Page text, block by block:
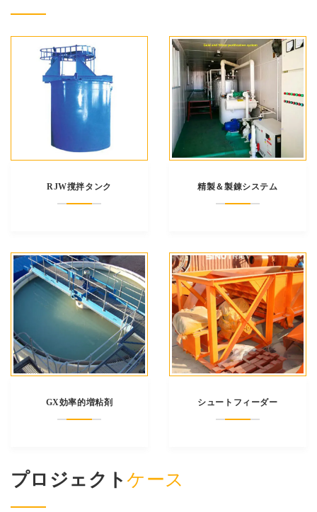
RJW撹拌タンク 精製＆製錬システム
GX効率的増粘剤 シュートフィーダー
プロジェクトケース